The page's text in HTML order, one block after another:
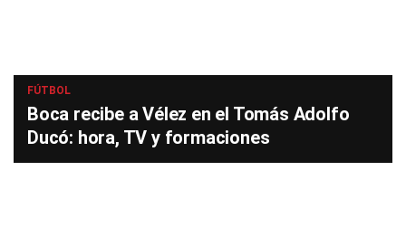
FÚTBOL
Boca recibe a Vélez en el Tomás Adolfo
Ducó: hora, TV y formaciones